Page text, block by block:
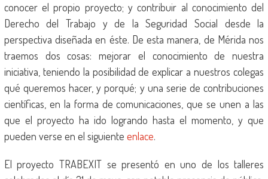
conocer el propio proyecto; y contribuir al conocimiento del
Derecho del Trabajo y de la Seguridad Social desde la
perspectiva diseñada en éste. De esta manera, de Mérida nos
traemos dos cosas: mejorar el conocimiento de nuestra
iniciativa, teniendo la posibilidad de explicar a nuestros colegas
qué queremos hacer, y porqué; y una serie de contribuciones
científicas, en la forma de comunicaciones, que se unen a las
que el proyecto ha ido logrando hasta el momento, y que
pueden verse en el siguiente enlace.
El proyecto TRABEXIT se presentó en uno de los talleres